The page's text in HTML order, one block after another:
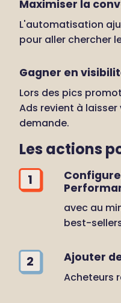
Maximiser la
L'automatisation
pour aller chercher
Gagner en
Lors des pics
Ads revient à
demande.
Les actions
1
avec au
best-
2 Ajouter
Acheteurs